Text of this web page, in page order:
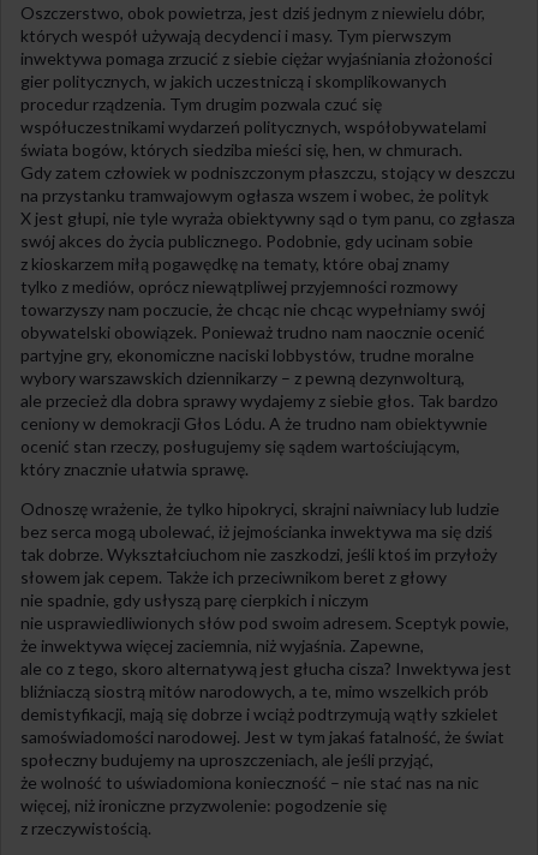
Oszczerstwo, obok powietrza, jest dziś jednym z niewielu dóbr,
których wespół używają decydenci i masy. Tym pierwszym
inwektywa pomaga zrzucić z siebie ciężar wyjaśniania złożoności
gier politycznych, w jakich uczestniczą i skomplikowanych
procedur rządzenia. Tym drugim pozwala czuć się
współuczestnikami wydarzeń politycznych, współobywatelami
świata bogów, których siedziba mieści się, hen, w chmurach.
Gdy zatem człowiek w podniszczonym płaszczu, stojący w deszczu
na przystanku tramwajowym ogłasza wszem i wobec, że polityk
X jest głupi, nie tyle wyraża obiektywny sąd o tym panu, co zgłasza
swój akces do życia publicznego. Podobnie, gdy ucinam sobie
z kioskarzem miłą pogawędkę na tematy, które obaj znamy
tylko z mediów, oprócz niewątpliwej przyjemności rozmowy
towarzyszy nam poczucie, że chcąc nie chcąc wypełniamy swój
obywatelski obowiązek. Ponieważ trudno nam naocznie ocenić
partyjne gry, ekonomiczne naciski lobbystów, trudne moralne
wybory warszawskich dziennikarzy – z pewną dezynwolturą,
ale przecież dla dobra sprawy wydajemy z siebie głos. Tak bardzo
ceniony w demokracji Głos Lódu. A że trudno nam obiektywnie
ocenić stan rzeczy, posługujemy się sądem wartościującym,
który znacznie ułatwia sprawę.
Odnoszę wrażenie, że tylko hipokryci, skrajni naiwniacy lub ludzie
bez serca mogą ubolewać, iż jejmościanka inwektywa ma się dziś
tak dobrze. Wykształciuchom nie zaszkodzi, jeśli ktoś im przyłoży
słowem jak cepem. Także ich przeciwnikom beret z głowy
nie spadnie, gdy usłyszą parę cierpkich i niczym
nie usprawiedliwionych słów pod swoim adresem. Sceptyk powie,
że inwektywa więcej zaciemnia, niż wyjaśnia. Zapewne,
ale co z tego, skoro alternatywą jest głucha cisza? Inwektywa jest
bliźniaczą siostrą mitów narodowych, a te, mimo wszelkich prób
demistyfikacji, mają się dobrze i wciąż podtrzymują wątły szkielet
samoświadomości narodowej. Jest w tym jakaś fatalność, że świat
społeczny budujemy na uproszczeniach, ale jeśli przyjąć,
że wolność to uświadomiona konieczność – nie stać nas na nic
więcej, niż ironiczne przyzwolenie: pogodzenie się
z rzeczywistością.